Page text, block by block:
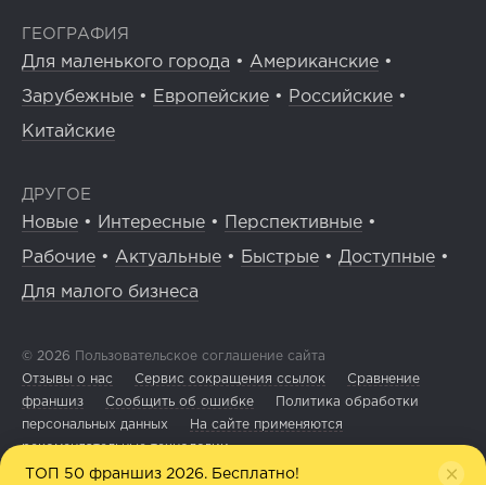
ГЕОГРАФИЯ
Для маленького города • Американские •
Зарубежные • Европейские • Российские •
Китайские
ДРУГОЕ
Новые • Интересные • Перспективные •
Рабочие • Актуальные • Быстрые • Доступные •
Для малого бизнеса
© 2026 Пользовательское соглашение сайта
Отзывы о нас
Сервис сокращения ссылок
Сравнение
франшиз
Сообщить об ошибке
Политика обработки
персональных данных
На сайте применяются
рекомендательные технологии
ТОП 50 франшиз 2026. Бесплатно!